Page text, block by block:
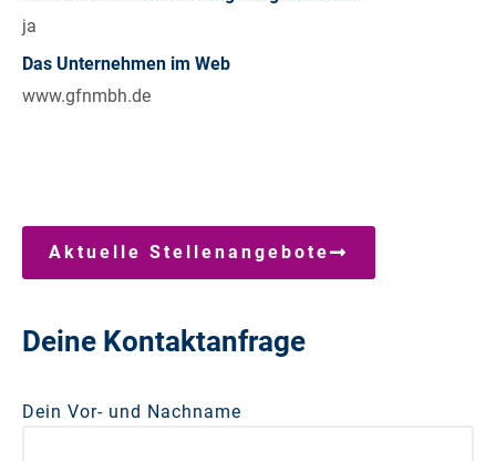
ja
Das Unternehmen im Web
www.gfnmbh.de
Aktuelle Stellenangebote
Deine Kontaktanfrage
Dein Vor- und Nachname